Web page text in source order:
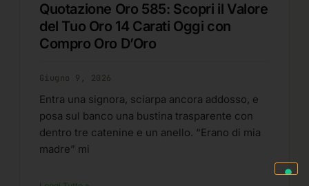
Quotazione Oro 585: Scopri il Valore
del Tuo Oro 14 Carati Oggi con
Compro Oro D’Oro
Giugno 9, 2026
Entra una signora, sciarpa ancora addosso, e
posa sul banco una bustina trasparente con
dentro tre catenine e un anello. “Erano di mia
madre” mi